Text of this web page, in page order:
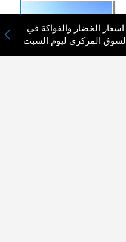
اسعار الخضار والفواكة في
السوق المركزي ليوم السبت